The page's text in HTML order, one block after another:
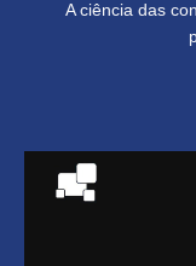
A ciência das